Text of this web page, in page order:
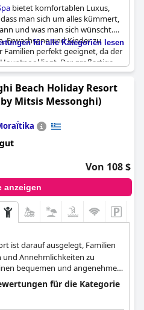
bietet komfortablen Luxus,
man sich um alles kümmert,
und was man sich wünscht.
Erwachsene und Kinder zu
perfekt geeignet, da der
liegt. Der großartige
sicheren und
den größten Teil des Tages
Eltern sich entspannen und
Das Frühstück ist reichhaltig,
und besteht aus
gibt es viele Sonnenliegen am
kostenlos kalte
Hotel nicht nur für
auch für Familien, die mit ihren
schaffen wollen.
für alle Kategorien lesen
Beach Holiday Resort
Mitsis Messonghi)
Von 108 $
anzeigen
ist darauf ausgelegt, Familien
Annehmlichkeiten zu
bequemen und angenehmen
für alle Altersgruppen
für die Kategorie